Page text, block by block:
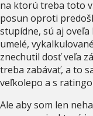
na ktorú treba toto
posun oproti
stupídne, sú aj
umelé,
znechutil dosť veľa
treba zabávať, a to
veľkolepo a s
Ale aby som len